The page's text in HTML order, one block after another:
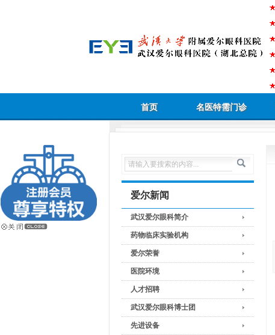
首页 名医特需门诊
爱尔新闻
武汉爱尔眼科简介
药物临床实验机构
爱尔荣誉
医院环境
人才招聘
武汉爱尔眼科博士团
先进设备